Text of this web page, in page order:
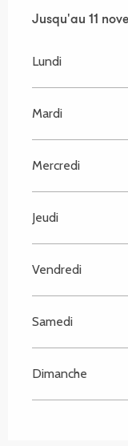
Du6 février
Jusqu'au 11
Lundi
Mardi
Mercredi
Jeudi
Vendredi
Samedi
Dimanche